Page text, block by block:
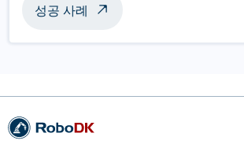
성공 사례